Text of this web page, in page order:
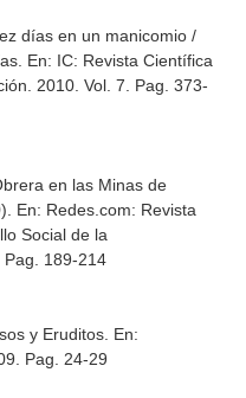
días en un manicomio /
En: IC: Revista Científica
. 2010. Vol. 7. Pag. 373-
en las Minas de
En: Redes.com: Revista
Social de la
Pag. 189-214
y Eruditos. En:
Pag. 24-29